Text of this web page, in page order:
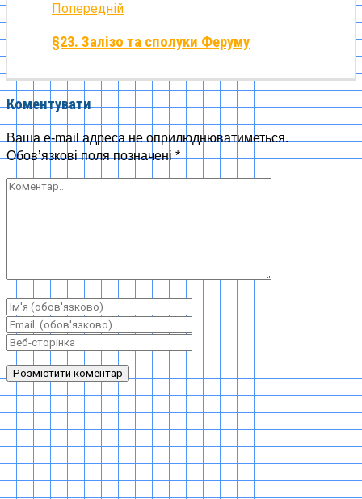
Попередній
§23. Залізо та сполуки Феруму
Коментувати
Ваша e-mail адреса не оприлюднюватиметься.
Обов’язкові поля позначені*